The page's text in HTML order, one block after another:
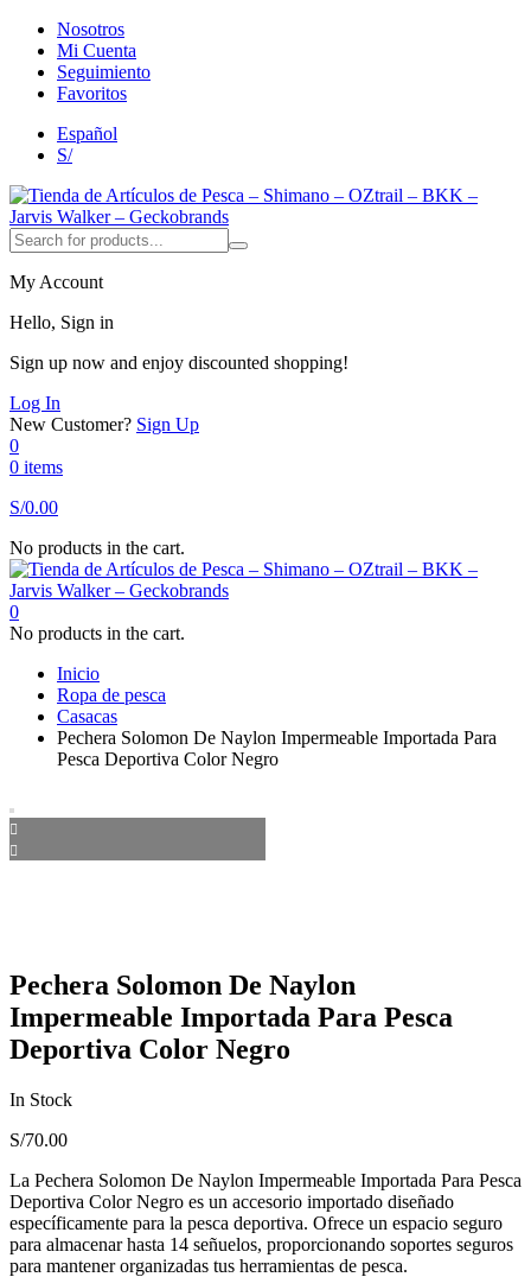
Nosotros
Mi Cuenta
Seguimiento
Favoritos
Español
S/
My Account
Hello, Sign in
Sign up now and enjoy discounted shopping!
Log In
New Customer? Sign Up
0
0 items
S/0.00
No products in the cart.
0
No products in the cart.
Inicio
Ropa de pesca
Casacas
Pechera Solomon De Naylon Impermeable Importada Para
Pesca Deportiva Color Negro
Pechera Solomon De Naylon
Impermeable Importada Para Pesca
Deportiva Color Negro
In Stock
S/70.00
La Pechera Solomon De Naylon Impermeable Importada Para Pesca
Deportiva Color Negro es un accesorio importado diseñado
específicamente para la pesca deportiva. Ofrece un espacio seguro
para almacenar hasta 14 señuelos, proporcionando soportes seguros
para mantener organizadas tus herramientas de pesca.